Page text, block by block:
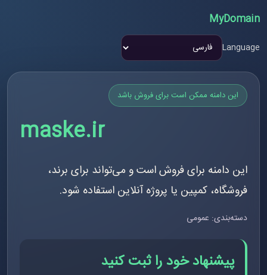
MyDomain
Language
این دامنه ممکن است برای فروش باشد
maske.ir
این دامنه برای فروش است و می‌تواند برای برند،
فروشگاه، کمپین یا پروژه آنلاین استفاده شود.
دسته‌بندی: عمومی
پیشنهاد خود را ثبت کنید